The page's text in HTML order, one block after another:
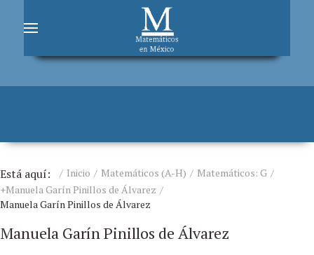
Está aquí: Inicio Matemáticos (A-H)
Matemáticos: G
+Manuela Garín Pinillos de Álvarez
Manuela Garín Pinillos de Álvarez
Manuela Garín Pinillos de Álvarez